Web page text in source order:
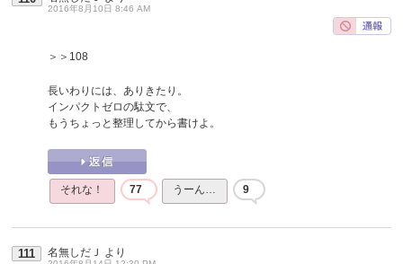
2016年8月10日 8:46 AM
＞＞108
長いわりには、ありきたり。
インパクトゼロの駄文で、
もうちょっと整理してから書けよ。
それな！ 77 うーん… 9
111 名無しだＪ より